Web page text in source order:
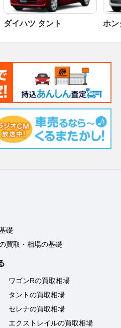
ダイハツ タント ホン
礎
買取・相場の基礎
ワゴンRの買取相場
タントの買取相場
セレナの買取相場
エクストレイルの買取相場